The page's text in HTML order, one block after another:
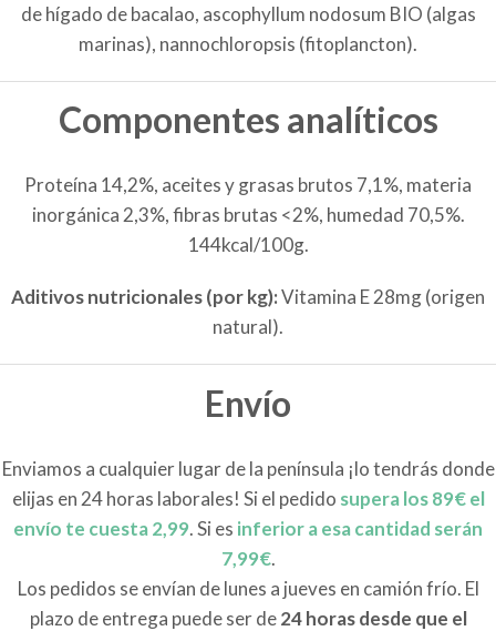
de hígado de bacalao, ascophyllum nodosum BIO (algas
marinas), nannochloropsis (fitoplancton).
Componentes analíticos
Proteína 14,2%, aceites y grasas brutos 7,1%, materia
inorgánica 2,3%, fibras brutas <2%, humedad 70,5%.
144kcal/100g.
Aditivos nutricionales (por kg):Vitamina E 28mg (origen
natural).
Envío
Enviamos a cualquier lugar de la península ¡lo tendrás donde
elijas en 24 horas laborales! Si el pedido supera los 89€ el
envío te cuesta 2,99. Si es inferior a esa cantidad serán
7,99€.
Los pedidos se envían de lunes a jueves en camión frío. El
plazo de entrega puede ser de24 horas desde que el